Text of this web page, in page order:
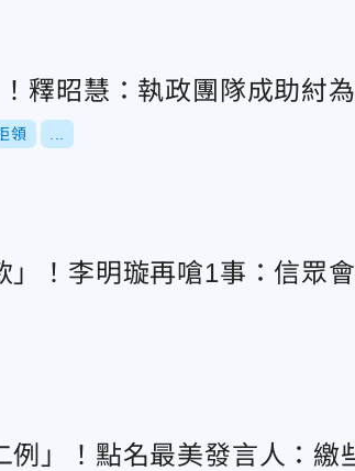
釋昭慧：執政團隊成助紂
領
」！李明璇再嗆1事：信眾
例」！點名最美發言人：繳